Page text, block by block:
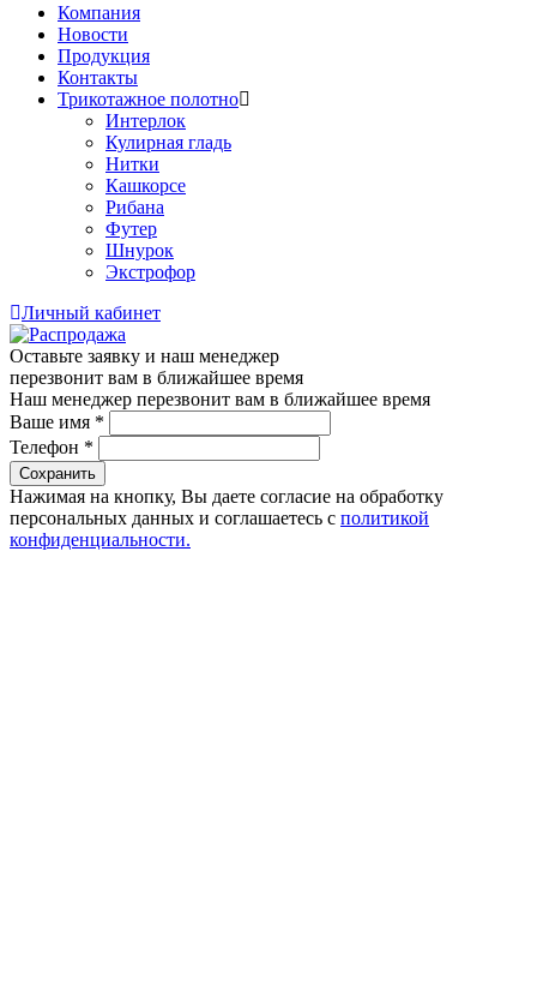
Компания
Новости
Продукция
Контакты
Трикотажное полотно
Интерлок
Кулирная гладь
Нитки
Кашкорсе
Рибана
Футер
Шнурок
Экстрофор
Личный кабинет
Оставьте заявку и наш менеджер
перезвонит вам в ближайшее время
Наш менеджер перезвонит вам в ближайшее время
Ваше имя *
Телефон *
Сохранить
Нажимая на кнопку, Вы даете согласие на обработку
персональных данных и соглашаетесь с политикой
конфиденциальности.